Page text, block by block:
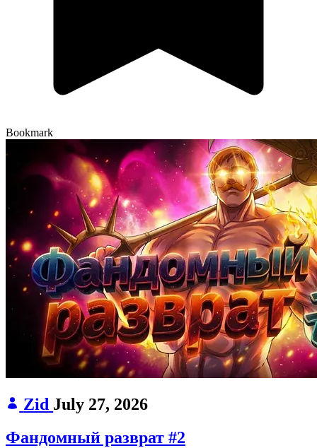
Bookmark
Zid July 27, 2026
Фандомный разврат #2